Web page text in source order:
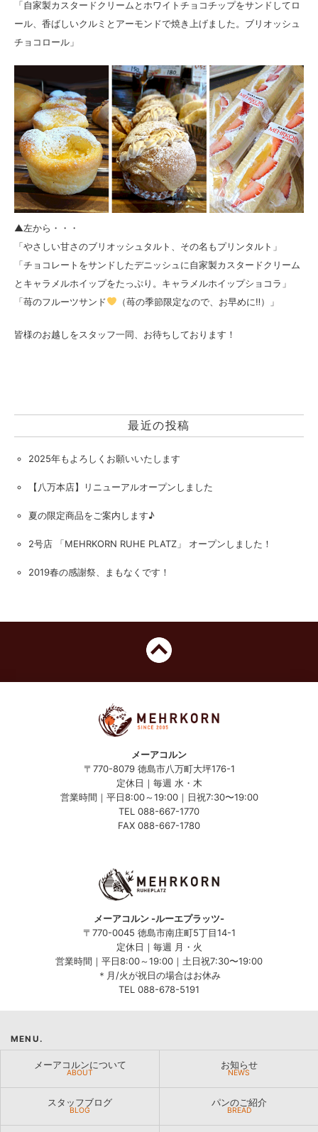
「自家製カスタードクリームとホワイトチョコチップをサンドしてロ
ール、香ばしいクルミとアーモンドで焼き上げました。ブリオッシュ
チョコロール」
▲左から・・・
「やさしい甘さのブリオッシュタルト、その名もプリンタルト」
「チョコレートをサンドしたデニッシュに自家製カスタードクリーム
とキャラメルホイップをたっぷり。キャラメルホイップショコラ」
「苺のフルーツサンド
（苺の季節限定なので、お早めに‼）」
皆様のお越しをスタッフ一同、お待ちしております！
最近の投稿
2025年もよろしくお願いいたします
【八万本店】リニューアルオープンしました
夏の限定商品をご案内します♪
2号店 「MEHRKORN RUHE PLATZ」 オープンしました！
2019春の感謝祭、まもなくです！
メーアコルン
〒770-8079 徳島市八万町大坪176-1
定休日｜毎週 水・木
営業時間｜平日8:00～19:00｜ 日祝7:30〜19:00
TEL 088-667-1770
FAX 088-667-1780
メーアコルン -ルーエプラッツ-
〒770-0045 徳島市南庄町5丁目14-1
定休日｜毎週 月・火
営業時間｜平日8:00～19:00｜土日祝7:30〜19:00
＊月/火が祝日の場合はお休み
TEL 088-678-5191
MENU.
メーアコルンについて
ABOUT
お知らせ
NEWS
スタッフブログ
BLOG
パンのご紹介
BREAD